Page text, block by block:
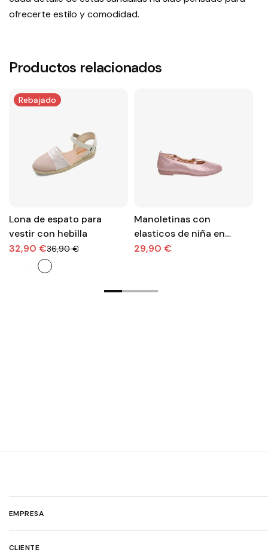
ofrecerte estilo y comodidad.
Productos relacionados
Rebajado
Lona de espato para
vestir con hebilla
32,90 €36,90 €
Manoletinas con
elasticos de niña en
metalizado rosa
29,90 €
EMPRESA
CLIENTE